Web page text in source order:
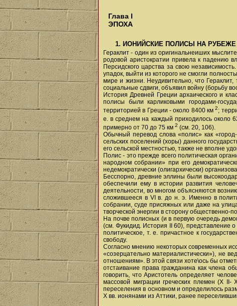
Глава I
ЭПОХА
1. ИОНИЙСКИЕ ПОЛИСЫ НА РУБЕЖЕ
Гераклит - один из оригинальнеиших
родовой аристократии привела к падению
Персидского царства за свою
упадок, выйти из которого не смогли
мире и жизни. Неудивительно, что
социальные сдвиги, объявил войну (борьбу
История Древней Греции архаического и
полисы были карликовыми городами-
территорией в Греции - около 8400 км2;
е. в среднем на каждый приходилось около
примерно от 70 до 75 км 2 (см. 20, 106).
Обычный перевод слова «полис» как
сельских поселений (хоры) данного
его сельской местностью, также не вполне
Полис - это прежде всего политическая
народном собрании» при его
недемократически (олигархически)
Бесспорно, древние эллины были
обеспечили ему в истории развития
деятельности, во многом объясняются
сложившееся в VI в. до н. э. Именно в
собрании, суде присяжных или даже на
творческой энергии в сторону общественно-
На почве полисных (и в первую очередь
(см. Фукидид. История II 60), представление
политическое, т. е. причастное к
свободу.
Согласно мнению некоторых современных
«созерцательно материалистически»), не
отношениям». В этой связи хоте\ось бы
отстаивание права гражданина как члена
говорить, что Аристотель определяет
массовой миграции греческих племен (X
переселения в основном и определилось
X вв. ионянами из Аттики, ранее